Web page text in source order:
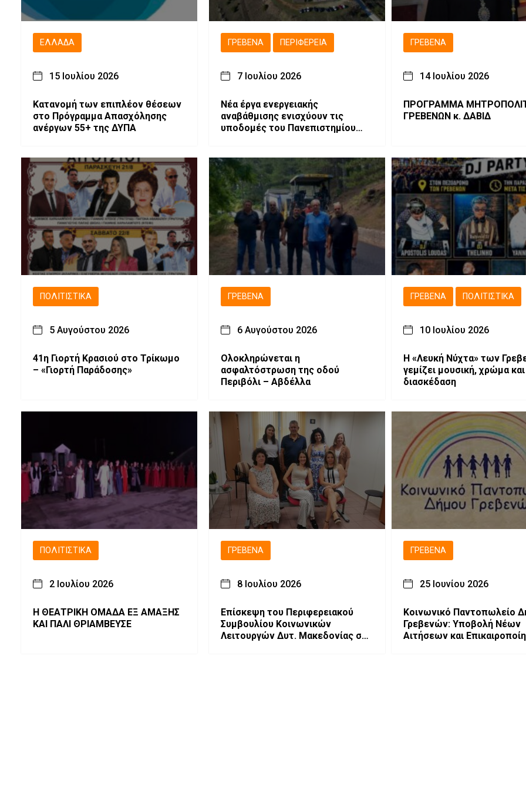
ΕΛΛΆΔΑ
15 Ιουλίου 2026
Κατανομή των επιπλέον θέσεων
στο Πρόγραμμα Απασχόλησης
ανέργων 55+ της ΔΥΠΑ
ΓΡΕΒΕΝΆ ΠΕΡΙΦΈΡΕΙΑ
7 Ιουλίου 2026
Νέα έργα ενεργειακής
αναβάθμισης ενισχύουν τις
υποδομές του Πανεπιστημίου
ΓΡΕΒΕΝΆ
14 Ιουλίου 2026
ΠΡΟΓΡΑΜΜΑ
ΓΡΕΒΕΝΩΝ κ. ΔΑΒΙΔ
ΠΟΛΙΤΙΣΤΙΚΆ
5 Αυγούστου 2026
41η Γιορτή Κρασιού στο Τρίκωμο
– «Γιορτή Παράδοσης»
ΓΡΕΒΕΝΆ
6 Αυγούστου 2026
Ολοκληρώνεται η
ασφαλτόστρωση της οδού
Περιβόλι – Αβδέλλα
ΓΡΕΒΕΝΆ ΠΟΛΙΤΙΣΤΙΚΆ
10 Ιουλίου 2026
Η «Λευκή Νύχτα» των
γεμίζει μουσική, χρώμα και
διασκέδαση
ΠΟΛΙΤΙΣΤΙΚΆ
2 Ιουλίου 2026
Η ΘΕΑΤΡΙΚΗ ΟΜΑΔΑ ΕΞ ΑΜΑΞΗΣ
ΚΑΙ ΠΑΛΙ ΘΡΙΑΜΒΕΥΣΕ
ΓΡΕΒΕΝΆ
8 Ιουλίου 2026
Επίσκεψη του Περιφερειακού
Συμβουλίου Κοινωνικών
Λειτουργών Δυτ. Μακεδονίας στα
ΓΡΕΒΕΝΆ
25 Ιουνίου 2026
Κοινωνικό Παντοπωλείο
Γρεβενών: Υποβολή Νέων
Αιτήσεων και